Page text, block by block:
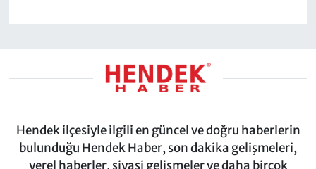
Hendek ilçesiyle ilgili en güncel ve doğru haberlerin
bulunduğu Hendek Haber, son dakika gelişmeleri,
yerel haberler, siyasi gelişmeler ve daha birçok